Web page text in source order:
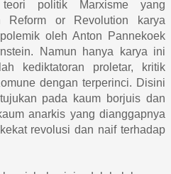
teori politik Marxisme yang
Reform or Revolution karya
oleh Anton Pannekoek
Namun hanya karya ini
kediktatoran proletar, kritik
dengan terperinci. Disini
pada kaum borjuis dan
anarkis yang dianggapnya
revolusi dan naif terhadap